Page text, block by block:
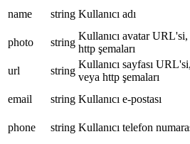
name string Kullanıcı adı
photo
string
Kullanıcı avatar
http şemaları
url
string
Kullanıcı sayfası
veya http şemaları
email
string Kullanıcı e-postası
phone
string Kullanıcı telefon